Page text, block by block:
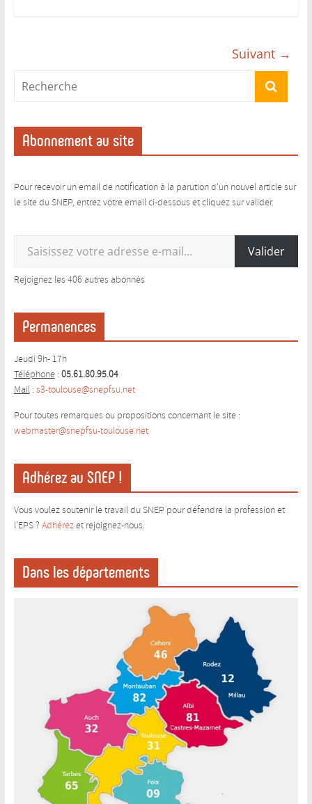
Suivant →
Abonnement au site
Pour recevoir un email de notification à la parution d'un nouvel article sur
le site du SNEP, entrez votre email ci-dessous et cliquez sur valider.
Valider
Rejoignez les 406 autres abonnés
Permanences
Jeudi 9h- 17h
Téléphone: 05.61.80.95.04
Mail: s3-toulouse@snepfsu.net
Pour toutes remarques ou propositions concernant le site :
webmaster@snepfsu-toulouse.net
Adhérez au SNEP !
Vous voulez soutenir le travail du SNEP pour défendre la profession et
l’EPS ? Adhérezet rejoignez-nous.
Dans les départements